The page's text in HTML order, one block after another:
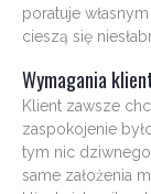
poratuje
cieszą się
Wymagania
Klient zawsze
zaspokojenie
tym nic
same założenia